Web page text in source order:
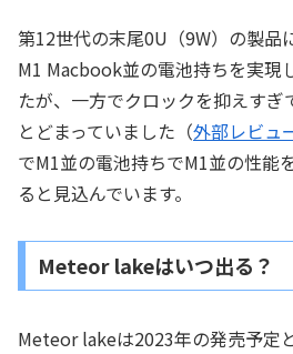
第12世代の末尾0U（9W）の製品
M1 Macbook並の電池持ちを実現
たが、一方でクロックを抑えす
とどまっていました（外部レビュ
でM1並の電池持ちでM1並の性能
ると見込んでいます。
Meteor lakeはいつ出る？
Meteor lakeは2023年の発売予定